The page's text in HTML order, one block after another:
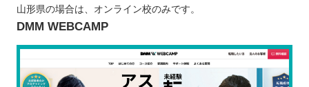
山形県の場合は、オンライン校のみです。
DMM WEBCAMP